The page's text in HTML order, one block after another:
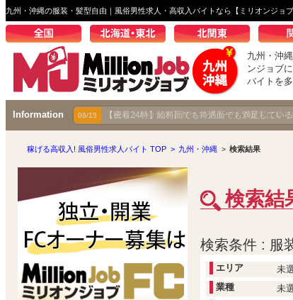
九州・沖縄の服装・髪型自由｜風俗男性求人・高収入バイトなら【ミリオンジョブ
九州・沖
ンジョブ
バイトを
Information 03/25 【成り上がり伝説】秋コスグループで着実に昇
稼げる高収入! 風俗男性求人バイト TOP > 九州・沖縄 > 検索結果
検索結
検索条件 : 服
エリア
未
業種 未